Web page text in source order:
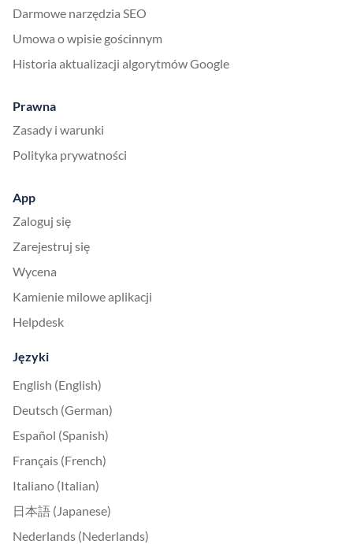
Darmowe narzędzia SEO
Umowa o wpisie gościnnym
Historia aktualizacji algorytmów Google
Prawna
Zasady i warunki
Polityka prywatności
App
Zaloguj się
Zarejestruj się
Wycena
Kamienie milowe aplikacji
Helpdesk
Języki
English (English)
Deutsch (German)
Español (Spanish)
Français (French)
Italiano (Italian)
日本語 (Japanese)
Nederlands (Nederlands)